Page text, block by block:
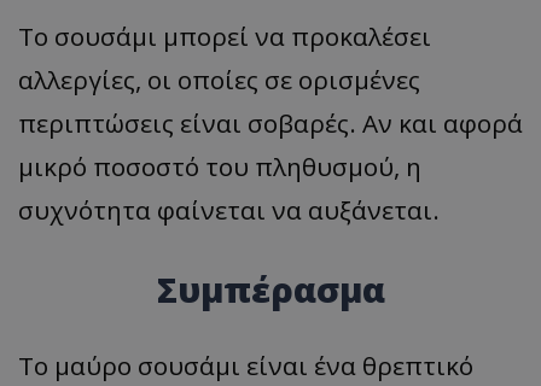
Το σουσάμι μπορεί να προκαλέσει
αλλεργίες, οι οποίες σε ορισμένες
περιπτώσεις είναι σοβαρές. Αν και αφορά
μικρό ποσοστό του πληθυσμού, η
συχνότητα φαίνεται να αυξάνεται.
Συμπέρασμα
Το μαύρο σουσάμι είναι ένα θρεπτικό